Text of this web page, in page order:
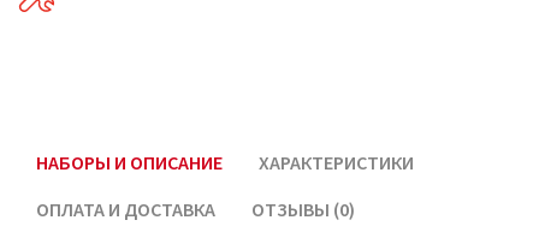
НАБОРЫ И ОПИСАНИЕ
ХАРАКТЕРИСТИКИ
ОПЛАТА И ДОСТАВКА
ОТЗЫВЫ (0)